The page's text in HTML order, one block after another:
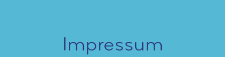
Impressum